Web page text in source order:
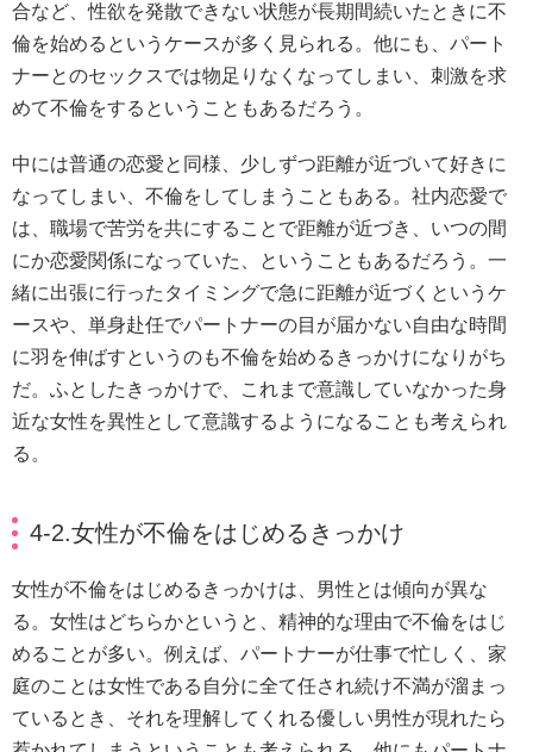
合など、性欲を発散できない状態が長期間続いたときに不
倫を始めるというケースが多く見られる。他にも、パート
ナーとのセックスでは物足りなくなってしまい、刺激を求
めて不倫をするということもあるだろう。
中には普通の恋愛と同様、少しずつ距離が近づいて好きに
なってしまい、不倫をしてしまうこともある。社内恋愛で
は、職場で苦労を共にすることで距離が近づき、いつの間
にか恋愛関係になっていた、ということもあるだろう。一
緒に出張に行ったタイミングで急に距離が近づくというケ
ースや、単身赴任でパートナーの目が届かない自由な時間
に羽を伸ばすというのも不倫を始めるきっかけになりがち
だ。ふとしたきっかけで、これまで意識していなかった身
近な女性を異性として意識するようになることも考えられ
る。
4-2.女性が不倫をはじめるきっかけ
女性が不倫をはじめるきっかけは、男性とは傾向が異な
る。女性はどちらかというと、精神的な理由で不倫をはじ
めることが多い。例えば、パートナーが仕事で忙しく、家
庭のことは女性である自分に全て任され続け不満が溜まっ
ているとき、それを理解してくれる優しい男性が現れたら